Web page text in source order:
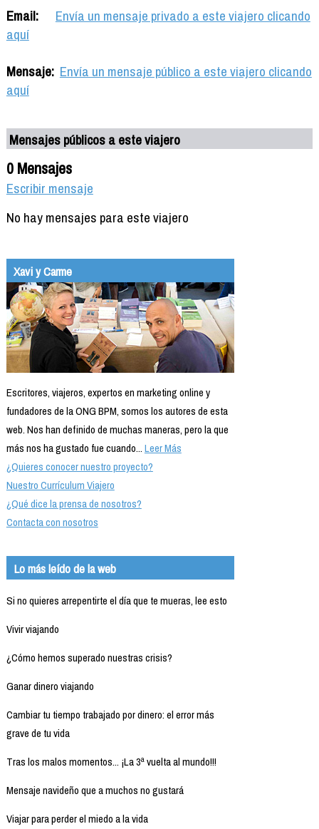
Email:
Envía un mensaje privado a este viajero clicando
aquí
Mensaje: Envía un mensaje público a este viajero clicando
aquí
Mensajes públicos a este viajero
0 Mensajes
Escribir mensaje
No hay mensajes para este viajero
Xavi y Carme
Escritores, viajeros, expertos en marketing online y
fundadores de la ONG BPM, somos los autores de esta
web. Nos han definido de muchas maneras, pero la que
más nos ha gustado fue cuando...Leer Más
¿Quieres conocer nuestro proyecto?
Nuestro Currículum Viajero
¿Qué dice la prensa de nosotros?
Contacta con nosotros
Lo más leído de la web
Si no quieres arrepentirte el día que te mueras, lee esto
Vivir viajando
¿Cómo hemos superado nuestras crisis?
Ganar dinero viajando
Cambiar tu tiempo trabajado por dinero: el error más
grave de tu vida
Tras los malos momentos... ¡La 3ª vuelta al mundo!!!
Mensaje navideño que a muchos no gustará
Viajar para perder el miedo a la vida